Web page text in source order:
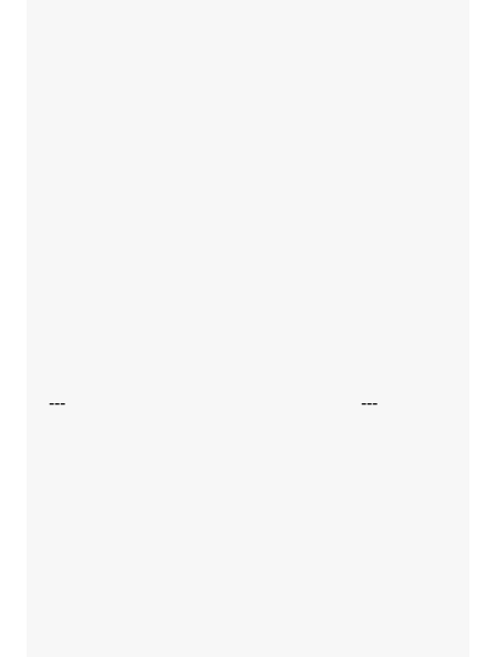
--- ---